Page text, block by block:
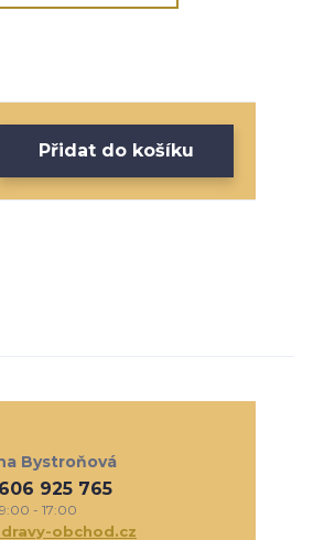
Přidat do košíku
Bystroňová
925 765
- 17:00
obchod.cz